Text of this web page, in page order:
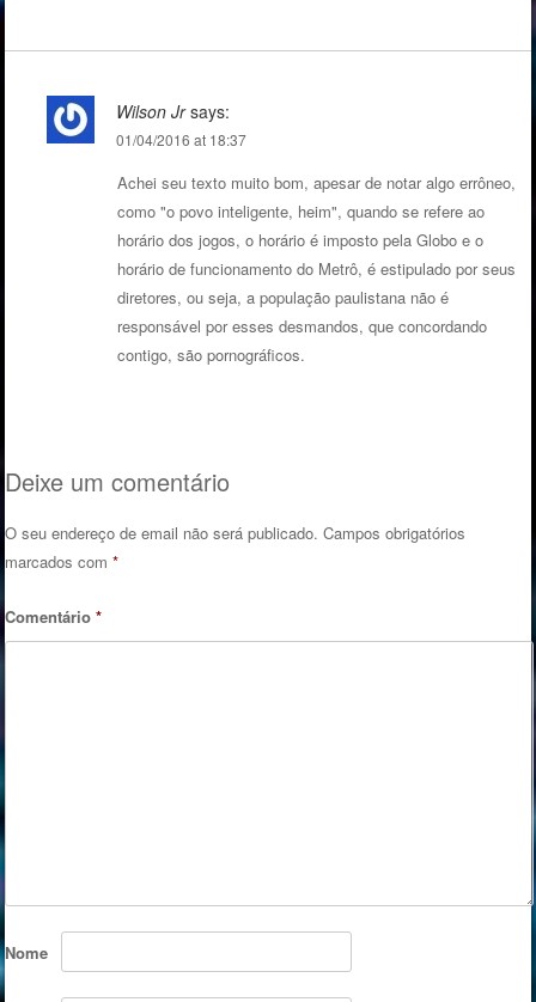
Wilson Jr says:
01/04/2016 at 18:37
Achei seu texto muito bom, apesar de notar algo errôneo,
como "o povo inteligente, heim", quando se refere ao
horário dos jogos, o horário é imposto pela Globo e o
horário de funcionamento do Metrô, é estipulado por seus
diretores, ou seja, a população paulistana não é
responsável por esses desmandos, que concordando
contigo, são pornográficos.
Deixe um comentário
O seu endereço de email não será publicado. Campos obrigatórios
marcados com*
Comentário*
Nome